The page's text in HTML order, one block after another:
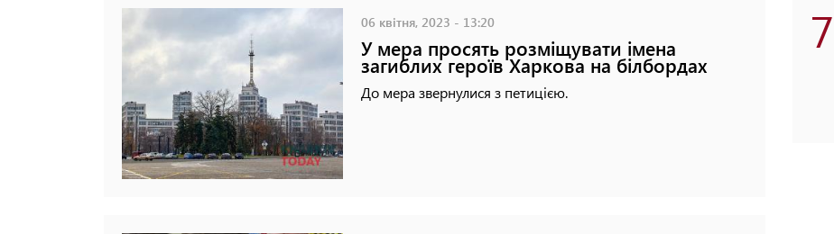
06 квітня, 2023 - 13:20
У мера просять розміщувати імена
загиблих героїв Харкова на білбордах
До мера звернулися з петицією.
7